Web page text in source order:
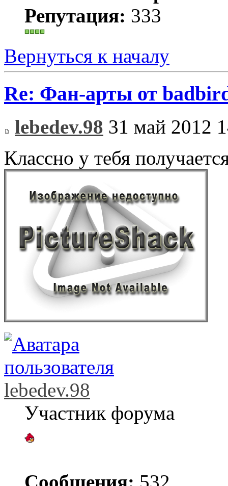
Репутация: 333
Вернуться к началу
Re: Фан-арты от
lebedev.98 31 май 2012
Классно у тебя
lebedev.98
Участник форума